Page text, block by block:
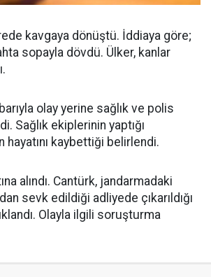
kavgaya dönüştü. İddiaya göre;
sopayla dövdü. Ülker, kanlar
olay yerine sağlık ve polis
Sağlık ekiplerinin yaptığı
hayatını kaybettiği belirlendi.
alındı. Cantürk, jandarmadaki
sevk edildiği adliyede çıkarıldığı
Olayla ilgili soruşturma